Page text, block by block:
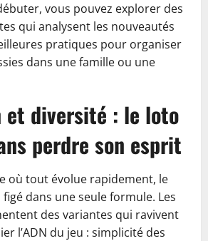
vous pouvez explorer des
qui analysent les nouveautés
pratiques pour organiser
dans une famille ou une
et diversité : le loto
perdre son esprit
où tout évolue rapidement, le
dans une seule formule. Les
des variantes qui ravivent
l’ADN du jeu : simplicité des